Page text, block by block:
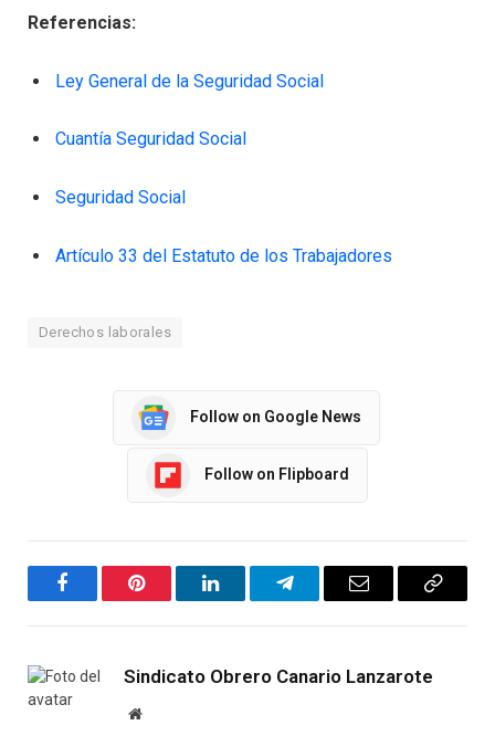
Referencias:
Ley General de la Seguridad Social
Cuantía Seguridad Social
Seguridad Social
Artículo 33 del Estatuto de los Trabajadores
Derechos laborales
Follow on Google News
Follow on Flipboard
FacebookPinterest LinkedInTelegramEmail
Copy
Sindicato Obrero Canario Lanzarote
Website